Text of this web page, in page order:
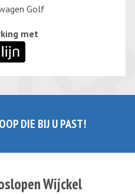
Golf
met
DIE BIJ U PAST!
Wijckel